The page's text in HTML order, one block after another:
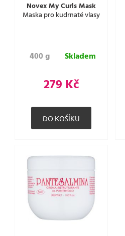
Novex My Curls Mask
Maska pro kudrnaté vlasy
400 g Skladem
279 Kč